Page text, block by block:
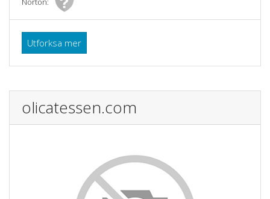
Utforksa mer
olicatessen.com